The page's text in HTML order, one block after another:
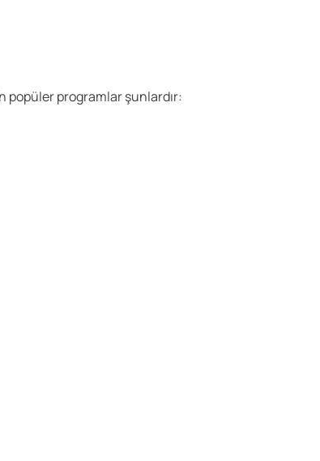
popüler programlar şunlardır: